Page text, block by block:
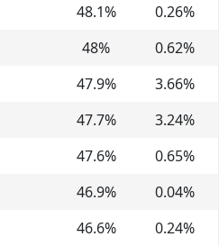
48.1% 0.26%
48% 0.62%
47.9% 3.66%
47.7% 3.24%
47.6% 0.65%
46.9% 0.04%
46.6% 0.24%